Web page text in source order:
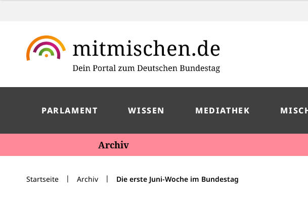
PARLAMENT WISSEN MEDIATHEK
Archiv
Startseite | Archiv | Die erste Juni-Woche im Bundestag